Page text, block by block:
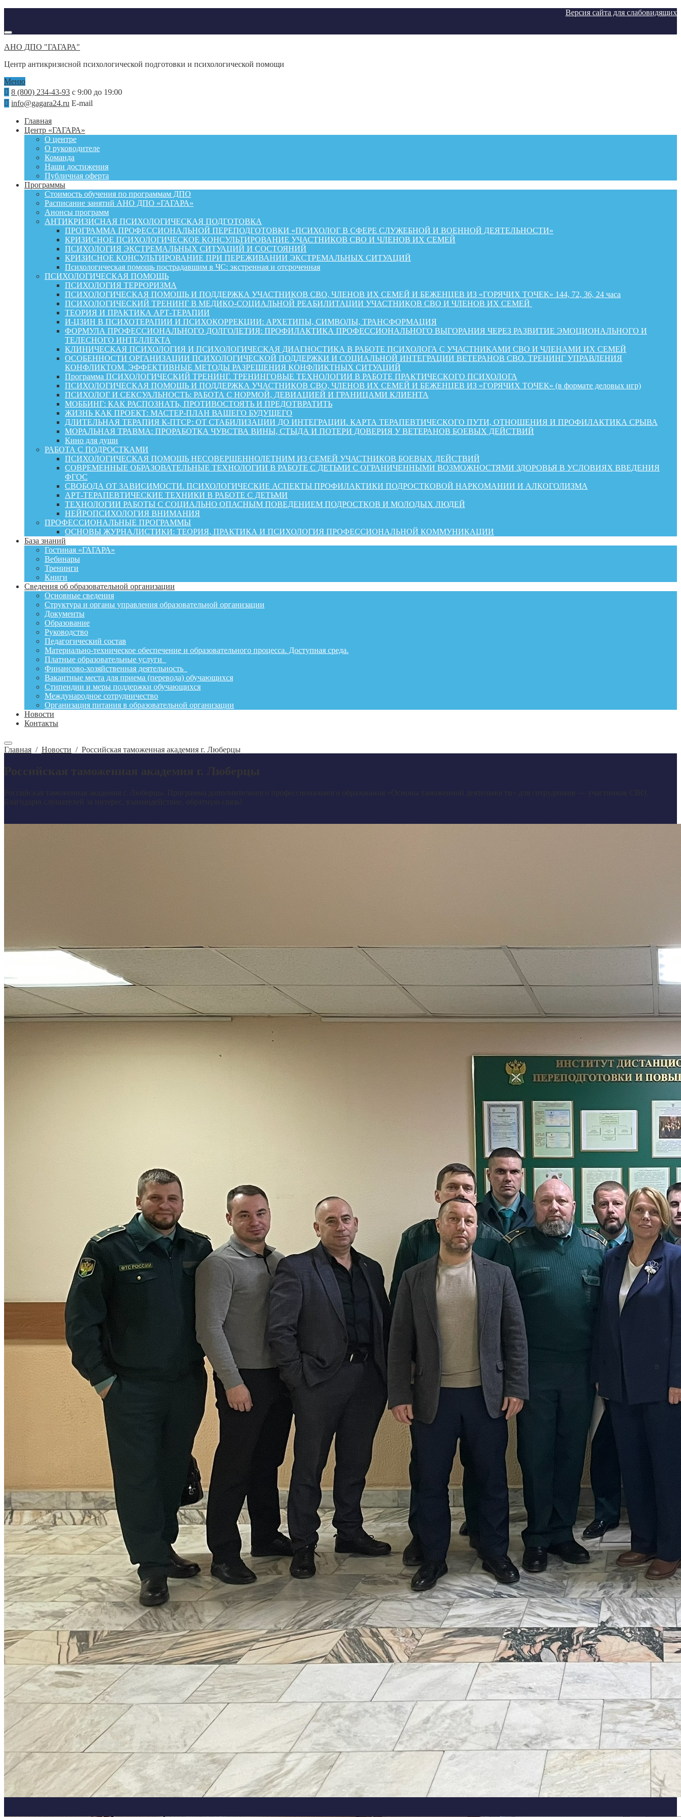
Версия сайта для слабовидящих
АНО ДПО "ГАГАРА"
Центр антикризисной психологической подготовки и психологической помощи
Меню
8 (800) 234-43-93 с 9:00 до 19:00
info@gagara24.ru E-mail
Главная
Центр «ГАГАРА»
О центре
О руководителе
Команда
Наши достижения
Публичная оферта
Программы
Стоимость обучения по программам ДПО
Расписание занятий АНО ДПО «ГАГАРА»
Анонсы программ
АНТИКРИЗИСНАЯ ПСИХОЛОГИЧЕСКАЯ ПОДГОТОВКА
ПРОГРАММА ПРОФЕССИОНАЛЬНОЙ ПЕРЕПОДГОТОВКИ «ПСИХОЛОГ В СФЕРЕ СЛУЖЕБНОЙ И ВОЕННОЙ ДЕЯТЕЛЬНОСТИ»
КРИЗИСНОЕ ПСИХОЛОГИЧЕСКОЕ КОНСУЛЬТИРОВАНИЕ УЧАСТНИКОВ СВО И ЧЛЕНОВ ИХ СЕМЕЙ
ПСИХОЛОГИЯ ЭКСТРЕМАЛЬНЫХ СИТУАЦИЙ И СОСТОЯНИЙ
КРИЗИСНОЕ КОНСУЛЬТИРОВАНИЕ ПРИ ПЕРЕЖИВАНИИ ЭКСТРЕМАЛЬНЫХ СИТУАЦИЙ
Психологическая помощь пострадавшим в ЧС: экстренная и отсроченная
ПСИХОЛОГИЧЕСКАЯ ПОМОЩЬ
ПСИХОЛОГИЯ ТЕРРОРИЗМА
ПСИХОЛОГИЧЕСКАЯ ПОМОЩЬ И ПОДДЕРЖКА УЧАСТНИКОВ СВО, ЧЛЕНОВ ИХ СЕМЕЙ И БЕЖЕНЦЕВ ИЗ «ГОРЯЧИХ ТОЧЕК» 144, 72, 36, 24 часа
ПСИХОЛОГИЧЕСКИЙ ТРЕНИНГ В МЕДИКО-СОЦИАЛЬНОЙ РЕАБИЛИТАЦИИ УЧАСТНИКОВ СВО И ЧЛЕНОВ ИХ СЕМЕЙ
ТЕОРИЯ И ПРАКТИКА АРТ-ТЕРАПИИ
И-ЦЗИН В ПСИХОТЕРАПИИ И ПСИХОКОРРЕКЦИИ: АРХЕТИПЫ, СИМВОЛЫ, ТРАНСФОРМАЦИЯ
ФОРМУЛА ПРОФЕССИОНАЛЬНОГО ДОЛГОЛЕТИЯ: ПРОФИЛАКТИКА ПРОФЕССИОНАЛЬНОГО ВЫГОРАНИЯ ЧЕРЕЗ РАЗВИТИЕ ЭМОЦИОНАЛЬНОГО И
ТЕЛЕСНОГО ИНТЕЛЛЕКТА
КЛИНИЧЕСКАЯ ПСИХОЛОГИЯ И ПСИХОЛОГИЧЕСКАЯ ДИАГНОСТИКА В РАБОТЕ ПСИХОЛОГА С УЧАСТНИКАМИ СВО И ЧЛЕНАМИ ИХ СЕМЕЙ
ОСОБЕННОСТИ ОРГАНИЗАЦИИ ПСИХОЛОГИЧЕСКОЙ ПОДДЕРЖКИ И СОЦИАЛЬНОЙ ИНТЕГРАЦИИ ВЕТЕРАНОВ СВО. ТРЕНИНГ УПРАВЛЕНИЯ
КОНФЛИКТОМ. ЭФФЕКТИВНЫЕ МЕТОДЫ РАЗРЕШЕНИЯ КОНФЛИКТНЫХ СИТУАЦИЙ
Программа ПСИХОЛОГИЧЕСКИЙ ТРЕНИНГ. ТРЕНИНГОВЫЕ ТЕХНОЛОГИИ В РАБОТЕ ПРАКТИЧЕСКОГО ПСИХОЛОГА
ПСИХОЛОГИЧЕСКАЯ ПОМОЩЬ И ПОДДЕРЖКА УЧАСТНИКОВ СВО, ЧЛЕНОВ ИХ СЕМЕЙ И БЕЖЕНЦЕВ ИЗ «ГОРЯЧИХ ТОЧЕК» (в формате деловых игр)
ПСИХОЛОГ И СЕКСУАЛЬНОСТЬ: РАБОТА С НОРМОЙ, ДЕВИАЦИЕЙ И ГРАНИЦАМИ КЛИЕНТА
МОББИНГ: КАК РАСПОЗНАТЬ, ПРОТИВОСТОЯТЬ И ПРЕДОТВРАТИТЬ
ЖИЗНЬ КАК ПРОЕКТ: МАСТЕР‑ПЛАН ВАШЕГО БУДУЩЕГО
ДЛИТЕЛЬНАЯ ТЕРАПИЯ К-ПТСР: ОТ СТАБИЛИЗАЦИИ ДО ИНТЕГРАЦИИ. КАРТА ТЕРАПЕВТИЧЕСКОГО ПУТИ, ОТНОШЕНИЯ И ПРОФИЛАКТИКА СРЫВА
МОРАЛЬНАЯ ТРАВМА: ПРОРАБОТКА ЧУВСТВА ВИНЫ, СТЫДА И ПОТЕРИ ДОВЕРИЯ У ВЕТЕРАНОВ БОЕВЫХ ДЕЙСТВИЙ
Кино для души
РАБОТА С ПОДРОСТКАМИ
ПСИХОЛОГИЧЕСКАЯ ПОМОЩЬ НЕСОВЕРШЕННОЛЕТНИМ ИЗ СЕМЕЙ УЧАСТНИКОВ БОЕВЫХ ДЕЙСТВИЙ
СОВРЕМЕННЫЕ ОБРАЗОВАТЕЛЬНЫЕ ТЕХНОЛОГИИ В РАБОТЕ С ДЕТЬМИ С ОГРАНИЧЕННЫМИ ВОЗМОЖНОСТЯМИ ЗДОРОВЬЯ В УСЛОВИЯХ ВВЕДЕНИЯ
ФГОС
СВОБОДА ОТ ЗАВИСИМОСТИ. ПСИХОЛОГИЧЕСКИЕ АСПЕКТЫ ПРОФИЛАКТИКИ ПОДРОСТКОВОЙ НАРКОМАНИИ И АЛКОГОЛИЗМА
АРТ-ТЕРАПЕВТИЧЕСКИЕ ТЕХНИКИ В РАБОТЕ С ДЕТЬМИ
ТЕХНОЛОГИИ РАБОТЫ С СОЦИАЛЬНО ОПАСНЫМ ПОВЕДЕНИЕМ ПОДРОСТКОВ И МОЛОДЫХ ЛЮДЕЙ
НЕЙРОПСИХОЛОГИЯ ВНИМАНИЯ
ПРОФЕССИОНАЛЬНЫЕ ПРОГРАММЫ
ОСНОВЫ ЖУРНАЛИСТИКИ: ТЕОРИЯ, ПРАКТИКА И ПСИХОЛОГИЯ ПРОФЕССИОНАЛЬНОЙ КОММУНИКАЦИИ
База знаний
Гостиная «ГАГАРА»
Вебинары
Тренинги
Книги
Сведения об образовательной организации
Основные сведения
Структура и органы управления образовательной организации
Документы
Образование
Руководство
Педагогический состав
Материально-техническое обеспечение и образовательного процесса. Доступная среда.
Платные образовательные услуги
Финансово-хозяйственная деятельность
Вакантные места для приема (перевода) обучающихся
Стипендии и меры поддержки обучающихся
Международное сотрудничество
Организация питания в образовательной организации
Новости
Контакты
Главная / Новости / Российская таможенная академия г. Люберцы